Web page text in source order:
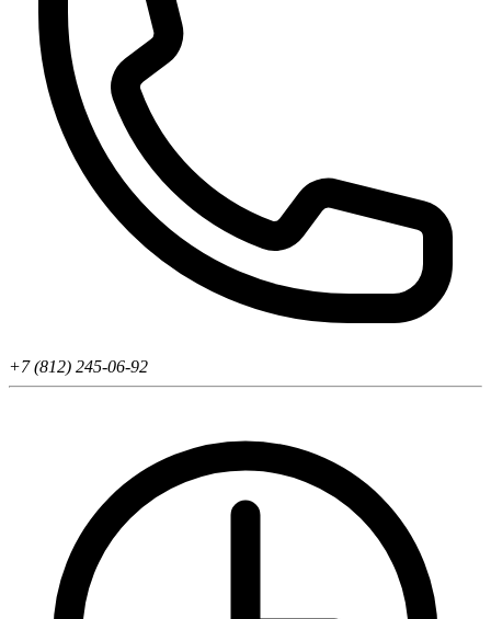
+7 (812) 245-06-92